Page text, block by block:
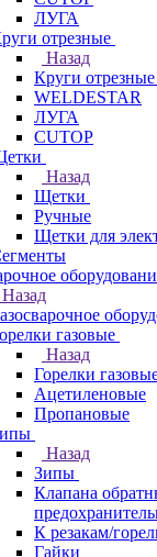
ЛУГА
отрезные
Назад
Круги отрезные
WELDESTAR
ЛУГА
CUTOP
Назад
Щетки
Ручные
Щетки для
Назад
газовые
Назад
Горелки
Ацетиленовые
Пропановые
Назад
Зипы
Клапана
К резакам/
Гайки